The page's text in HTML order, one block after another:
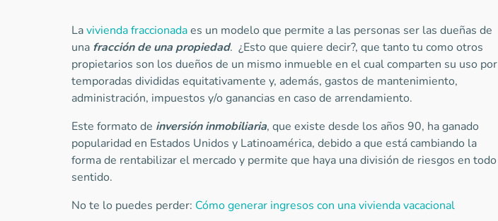
Lavivienda fraccionadaes un modelo que permite a las personas ser las dueñas de
una fracción de una propiedad. ¿Esto que quiere decir?, que tanto tu como otros
propietarios son los dueños de un mismo inmueble en el cual comparten su uso por
temporadas divididas equitativamente y, además, gastos de mantenimiento,
administración, impuestos y/o ganancias en caso de arrendamiento.
Este formato de inversión inmobiliaria, que existe desde los años 90, ha ganado
popularidad en Estados Unidos y Latinoamérica, debido a que está cambiando la
forma de rentabilizar el mercado y permite que haya una división de riesgos en todo
sentido.
No te lo puedes perder: Cómo generar ingresos con una vivienda vacacional